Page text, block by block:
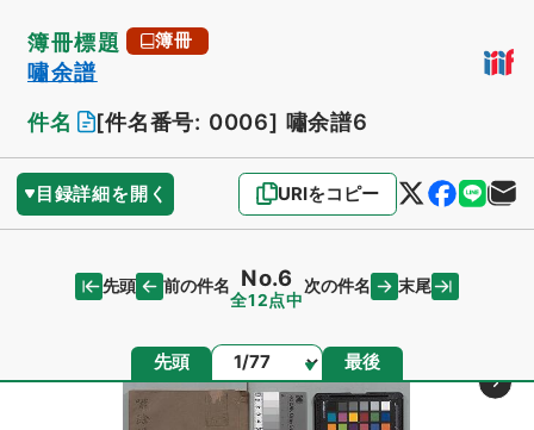
簿冊標題 簿冊
嘯余譜
件名
[件名番号: 0006] 嘯余譜6
目録詳細を開く URIをコピー
先頭 前の件名 No.6
全12点中
次の件名 末尾
先頭 ページ 最後